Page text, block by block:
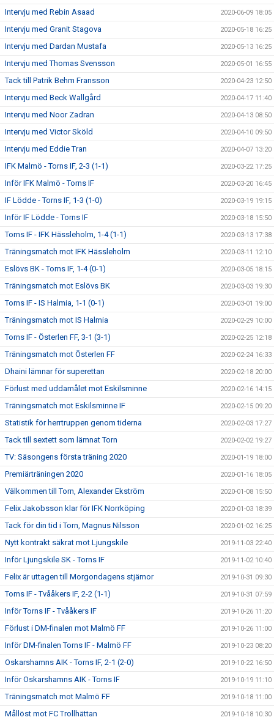
Intervju med Rebin Asaad 2020-06-09 18:05
Intervju med Granit Stagova 2020-05-18 16:25
Intervju med Dardan Mustafa 2020-05-13 16:25
Intervju med Thomas Svensson 2020-05-01 16:55
Tack till Patrik Behm Fransson 2020-04-23 12:50
Intervju med Beck Wallgård 2020-04-17 11:40
Intervju med Noor Zadran 2020-04-13 08:50
Intervju med Victor Sköld 2020-04-10 09:50
Intervju med Eddie Tran 2020-04-07 13:20
IFK Malmö - Torns IF, 2-3 (1-1) 2020-03-22 17:25
Inför IFK Malmö - Torns IF 2020-03-20 16:45
IF Lödde - Torns IF, 1-3 (1-0) 2020-03-19 19:15
Inför IF Lödde - Torns IF 2020-03-18 15:50
Torns IF - IFK Hässleholm, 1-4 (1-1) 2020-03-13 17:38
Träningsmatch mot IFK Hässleholm 2020-03-11 12:10
Eslövs BK - Torns IF, 1-4 (0-1) 2020-03-05 18:15
Träningsmatch mot Eslövs BK 2020-03-03 19:30
Torns IF - IS Halmia, 1-1 (0-1) 2020-03-01 19:00
Träningsmatch mot IS Halmia 2020-02-29 10:00
Torns IF - Österlen FF, 3-1 (3-1) 2020-02-25 12:18
Träningsmatch mot Österlen FF 2020-02-24 16:33
Dhaini lämnar för superettan 2020-02-18 20:00
Förlust med uddamålet mot Eskilsminne 2020-02-16 14:15
Träningsmatch mot Eskilsminne IF 2020-02-15 09:20
Statistik för herrtruppen genom tiderna 2020-02-03 17:27
Tack till sextett som lämnat Torn 2020-02-02 19:27
TV: Säsongens första träning 2020 2020-01-19 18:00
Premiärträningen 2020 2020-01-16 18:05
Välkommen till Torn, Alexander Ekström 2020-01-08 15:50
Felix Jakobsson klar för IFK Norrköping 2020-01-03 18:39
Tack för din tid i Torn, Magnus Nilsson 2020-01-02 16:25
Nytt kontrakt säkrat mot Ljungskile 2019-11-03 22:40
Inför Ljungskile SK - Torns IF 2019-11-02 10:40
Felix är uttagen till Morgondagens stjärnor 2019-10-31 09:30
Torns IF - Tvååkers IF, 2-2 (1-1) 2019-10-31 07:59
Inför Torns IF - Tvååkers IF 2019-10-26 11:20
Förlust i DM-finalen mot Malmö FF 2019-10-26 11:00
Inför DM-finalen Torns IF - Malmö FF 2019-10-23 08:20
Oskarshamns AIK - Torns IF, 2-1 (2-0) 2019-10-22 16:50
Inför Oskarshamns AIK - Torns IF 2019-10-19 11:10
Träningsmatch mot Malmö FF 2019-10-18 11:00
Mållöst mot FC Trollhättan 2019-10-18 10:30